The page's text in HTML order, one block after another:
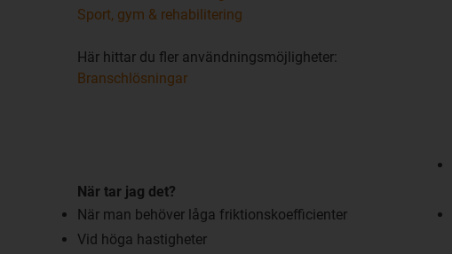
Sport, gym & rehabilitering
Här hittar du fler användningsmöjligheter:
Branschlösningar
När tar jag det?
När man behöver låga friktionskoefficienter
Vid höga hastigheter